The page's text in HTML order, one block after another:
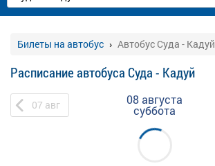
Билеты на автобус Автобус Суда - Кадуй
Расписание автобуса Суда - Кадуй
07 авг 08 августа
суббота